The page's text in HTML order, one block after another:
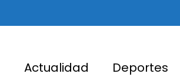
Actualidad Deportes